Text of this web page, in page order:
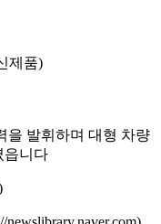
제품)
을 발휘하며 대형 차량
읍니다